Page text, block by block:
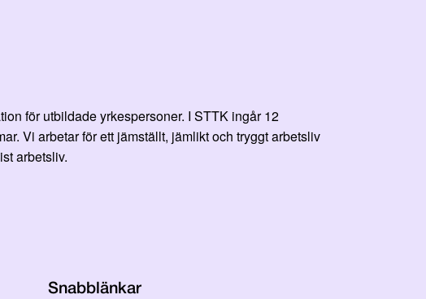
för utbildade yrkespersoner. I STTK ingår 12
Vi arbetar för ett jämställt, jämlikt och tryggt arbetsliv
arbetsliv.
Snabblänkar